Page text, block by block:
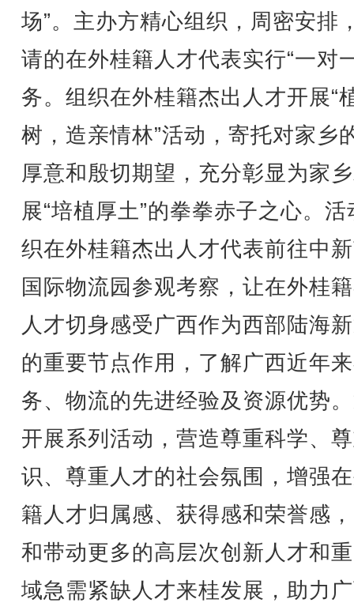
场”。主办方精心组织，周密安排
请的在外桂籍人才代表实行“一对
务。组织在外桂籍杰出人才开展“
树，造亲情林”活动，寄托对家乡
厚意和殷切期望，充分彰显为家
展“培植厚土”的拳拳赤子之心。活
织在外桂籍杰出人才代表前往中
国际物流园参观考察，让在外桂
人才切身感受广西作为西部陆海
的重要节点作用，了解广西近年
务、物流的先进经验及资源优势
开展系列活动，营造尊重科学、
识、尊重人才的社会氛围，增强
籍人才归属感、获得感和荣誉感
和带动更多的高层次创新人才和
域急需紧缺人才来桂发展，助力